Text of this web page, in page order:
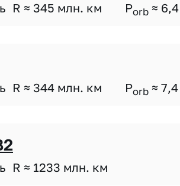
R ≈ 345 млн. км Porb ≈ 6,4
R ≈ 344 млн. км Porb ≈ 7,4
R ≈ 1233 млн. км